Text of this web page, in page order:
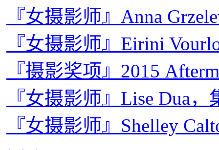
『女摄影师』Anna
『女摄影师』Eirini
『摄影奖项』2015
『女摄影师』Lise Dua
『女摄影师』Shelley